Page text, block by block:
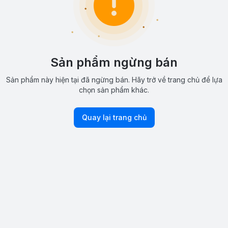
Sản phẩm ngừng bán
Sản phẩm này hiện tại đã ngừng bán. Hãy trở về trang chủ để lựa
chọn sản phẩm khác.
Quay lại trang chủ